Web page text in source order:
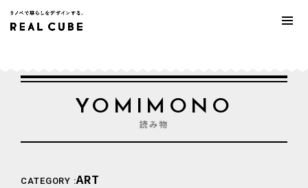
YOMIMONO
読み物
CATEGORY :ART